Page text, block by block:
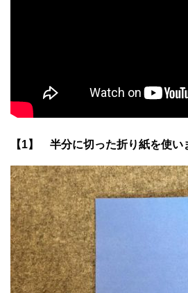
【1】 半分に切った折り紙を使い